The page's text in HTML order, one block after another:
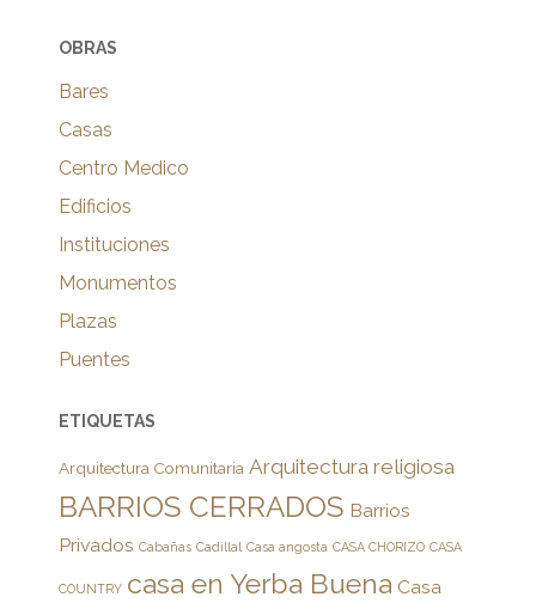
OBRAS
Bares
Casas
Centro Medico
Edificios
Instituciones
Monumentos
Plazas
Puentes
ETIQUETAS
Arquitectura Comunitaria Arquitectura religiosa
BARRIOS CERRADOS Barrios
Privados Cabañas Cadillal Casa angosta CASA CHORIZO CASA
COUNTRY casa en Yerba Buena Casa